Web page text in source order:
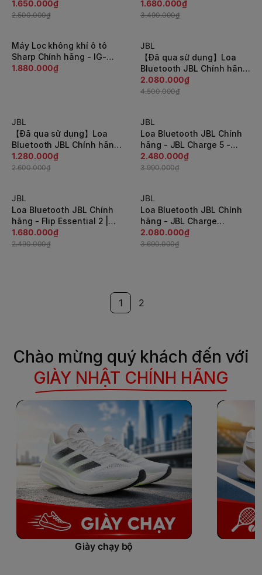
Máy tỉa râu, cắt tóc,
chống nước | JapanSport
1.650.000₫
2.500.000₫
- CHARGE 3 - Màu đen |
JapanSport
1.680.000₫
3.490.000₫
Máy Lọc không khí ô tô
Sharp Chính hãng - IG-
MX15 - Màu Đen/Trắng |
1.880.000₫
-54%
JBL
【Đã qua sử dụng】Loa
Bluetooth JBL Chính hãng
- Soundbar Bar Studio 2.0
Noir - Màu Đen |
2.080.000₫
4.500.000₫
-51%
JBL
【Đã qua sử dụng】Loa
Bluetooth JBL Chính hãng
- FLIP 4 - Màu xanh |
JapanSport
1.280.000₫
2.600.000₫
-38%
JBL
Loa Bluetooth JBL Chính
hãng - JBL Charge 5 -
chống nước tích hợp sạc
dự phòng - Màu ghi |
2.480.000₫
3.990.000₫
-33%
JBL
Loa Bluetooth JBL Chính
hãng - Flip Essential 2 |
Loa di động chống nước -
Màu ghi | JapanSport
1.680.000₫
2.490.000₫
-44%
JBL
Loa Bluetooth JBL Chính
hãng - JBL Charge
Essential 2 - chống nước
tích hợp sạc dự phòng -
2.080.000₫
3.690.000₫
1 2
Chào mừng quý khách đến với
GIÀY NHẬT CHÍNH HÃNG
Giày chạy bộ